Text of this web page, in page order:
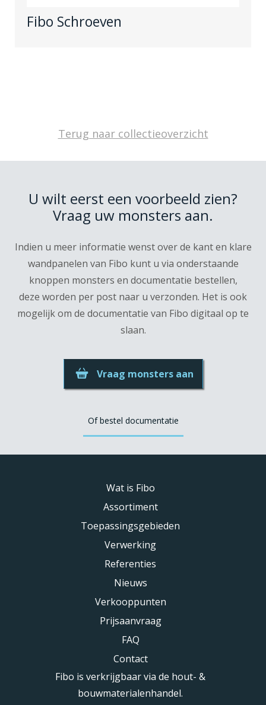
Fibo Schroeven
Terug naar collectieoverzicht
U wilt eerst een voorbeeld zien?
Vraag uw monsters aan.
Indien u meer informatie wenst over de kant en klare
wandpanelen van Fibo kunt u via onderstaande
knoppen monsters en documentatie bestellen,
deze worden per post naar u verzonden. Het is ook
mogelijk om de documentatie van Fibo digitaal op te
slaan.
Vraag monsters aan
Of bestel documentatie
Wat is Fibo
Assortiment
Toepassingsgebieden
Verwerking
Referenties
Nieuws
Verkooppunten
Prijsaanvraag
FAQ
Contact
Fibo is verkrijgbaar via de hout- &
bouwmaterialenhandel.